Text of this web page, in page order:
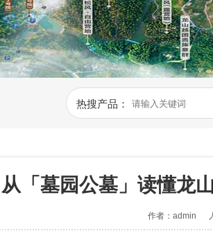
热搜产品：
从「墓园公墓」读懂龙
作者：admin